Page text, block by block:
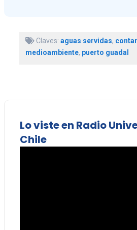
Claves: aguas servidas,
medioambiente, puerto guadal
Lo viste en Radio
Chile